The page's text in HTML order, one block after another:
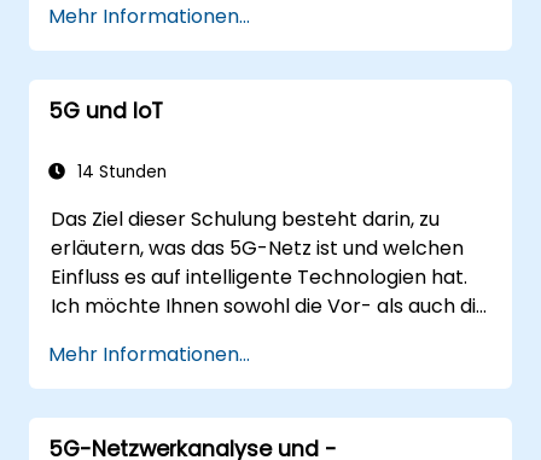
Echtzeit-Entscheidungssysteme mit
Edge-AI und 5G-Konnektivität
implementieren können.
KI-Workloads für eine effiziente Leistung
Mehr Informationen...
5G und IoT
14 Stunden
Das Ziel dieser Schulung besteht darin, zu
erläutern, was das 5G-Netz ist und welchen
Einfluss es auf intelligente Technologien hat.
Ich möchte Ihnen sowohl die Vor- als auch die
Zusammenhänge (5G / IoT) aufzeigen und
Ihnen die Entwicklungsrichtungen des Netzes
vorstellen, welches von Anfang an für die
intelligente Welt konzipiert wurde.
Mehr Informationen...
5G-Netzwerkanalyse und -